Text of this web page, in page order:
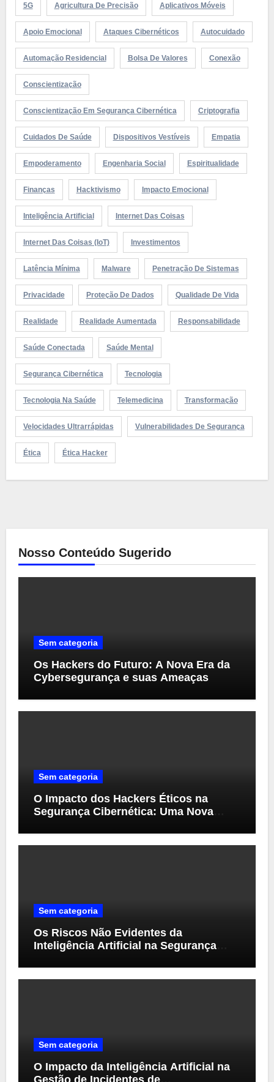
5G Agricultura De Precisão Aplicativos Móveis
Apoio Emocional Ataques Cibernéticos Autocuidado
Automação Residencial Bolsa De Valores Conexão
Conscientização
Conscientização Em Segurança Cibernética Criptografia
Cuidados De Saúde Dispositivos Vestíveis Empatia
Empoderamento Engenharia Social Espiritualidade
Finanças Hacktivismo Impacto Emocional
Inteligência Artificial Internet Das Coisas
Internet Das Coisas (IoT) Investimentos
Latência Mínima Malware Penetração De Sistemas
Privacidade Proteção De Dados Qualidade De Vida
Realidade Realidade Aumentada Responsabilidade
Saúde Conectada Saúde Mental
Segurança Cibernética Tecnologia
Tecnologia Na Saúde Telemedicina Transformação
Velocidades Ultrarrápidas Vulnerabilidades De Segurança
Ética Ética Hacker
Nosso Conteúdo Sugerido
Sem categoria
Os Hackers do Futuro: A Nova Era da
Cybersegurança e suas Ameaças
Sem categoria
O Impacto dos Hackers Éticos na
Segurança Cibernética: Uma Nova
Sem categoria
Os Riscos Não Evidentes da
Inteligência Artificial na Segurança
Sem categoria
O Impacto da Inteligência Artificial na